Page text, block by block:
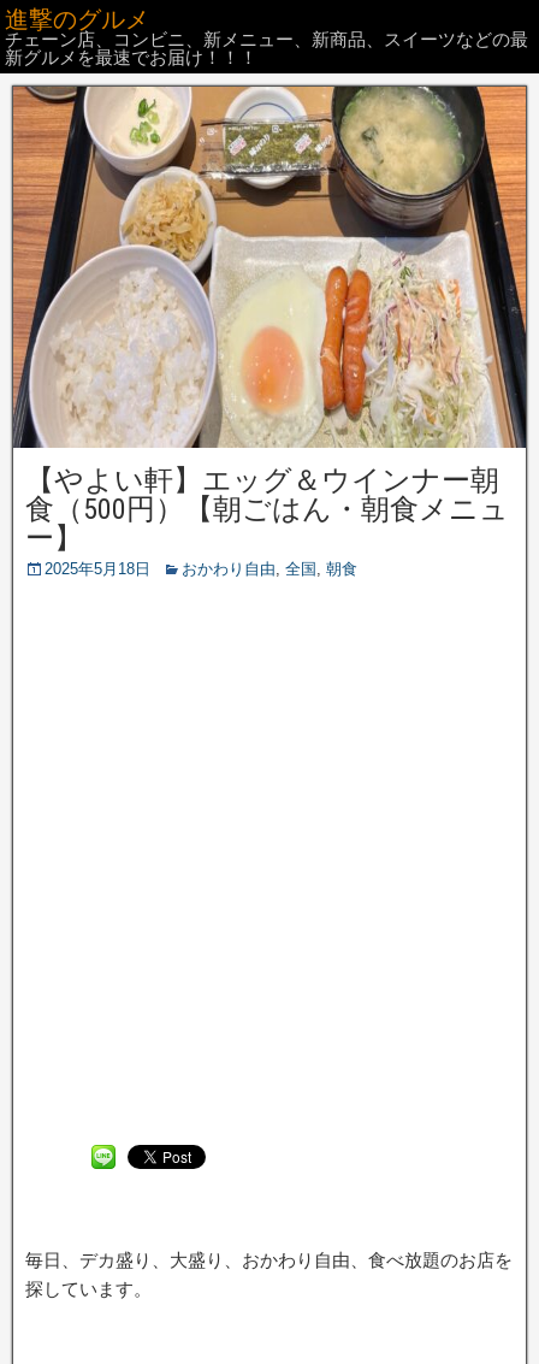
進撃のグルメ
チェーン店、コンビニ、新メニュー、新商品、スイーツなどの最
新グルメを最速でお届け！！！
【やよい軒】エッグ＆ウインナー朝
食（500円）【朝ごはん・朝食メニュ
ー】
2025年5月18日 おかわり自由, 全国 , 朝食
毎日、デカ盛り、大盛り、おかわり自由、食べ放題のお店を
探しています。